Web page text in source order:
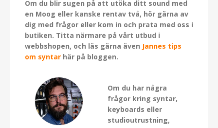
Om du blir sugen på att utöka ditt sound med
en Moog eller kanske rentav två, hör gärna av
dig med frågor eller kom in och prata med oss i
butiken. Titta närmare på vårt utbud i
webbshopen, och läs gärna även Jannes tips
om syntar här på bloggen.
Om du har några
frågor kring syntar,
keyboards eller
studioutrustning,